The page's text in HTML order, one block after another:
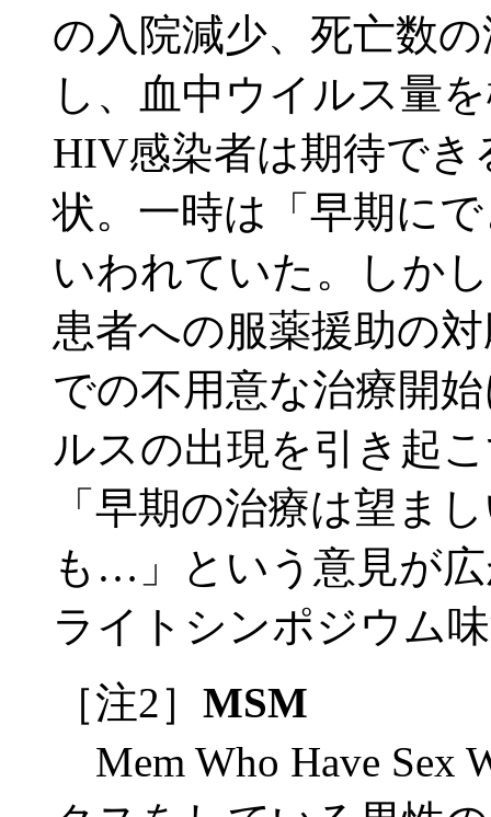
の入院減少、死亡数
し、血中ウイルス量
HIV感染者は期待で
状。一時は「早期に
いわれていた。しか
患者への服薬援助の
での不用意な治療開
ルスの出現を引き起
「早期の治療は望ま
も…」という意見が
ライトシンポジウム
［注2］ MSM
Mem Who Have Sex